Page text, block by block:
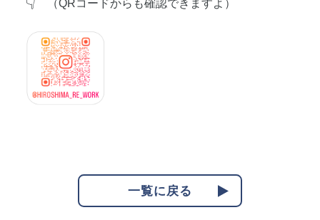
（QRコードからも確認できますよ）
一覧に戻る